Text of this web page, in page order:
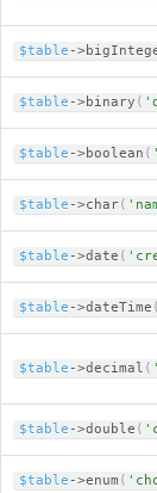
$table ->
$table ->binary (
$table ->boolean (
$table ->char(
$table ->date (
$table ->dateTime (
$table ->decimal (
$table ->double (
$table ->enum (